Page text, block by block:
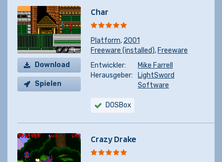
Download
Spielen
Char
Platform, 2001
Freeware (installed), Freeware
Entwickler:
Mike Farrell
Herausgeber:
LightSword
Software
DOSBox
Crazy Drake